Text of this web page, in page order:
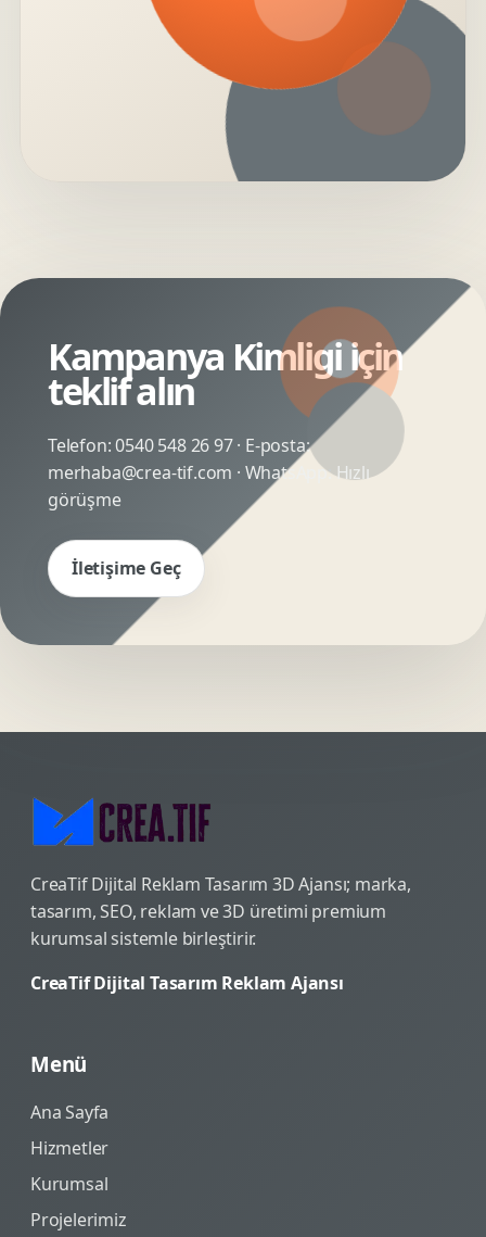
Kampanya Kimligi için
teklif alın
Telefon:0540 548 26 97· E-posta:
merhaba@crea-tif.com · WhatsApp:Hızlı
görüşme
İletişime Geç
CreaTif Dijital Reklam Tasarım 3D Ajansı; marka,
tasarım, SEO, reklam ve 3D üretimi premium
kurumsal sistemle birleştirir.
CreaTif Dijital Tasarım Reklam Ajansı
Menü
Ana Sayfa
Hizmetler
Kurumsal
Projelerimiz